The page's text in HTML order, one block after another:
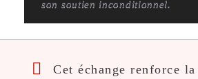
son soutien inconditionnel.
Cet échange renforce